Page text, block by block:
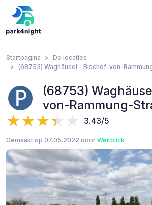
Startpagina
De locaties
(68753) Waghäusel - Bischof-von-
(68753)
von-Rammung-
3.43/5
Gemaakt op 07.05.2022 door Weitblick